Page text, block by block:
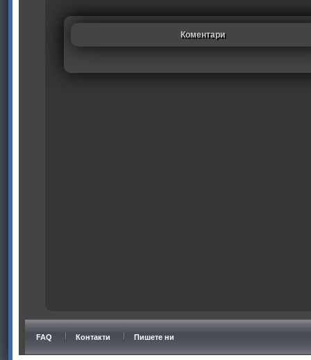
Коментари
FAQ Контакти Пишете ни